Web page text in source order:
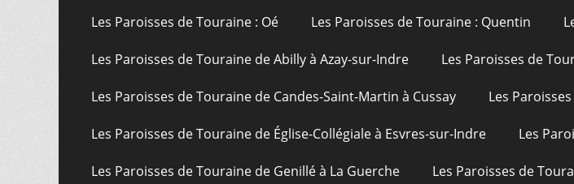
Les Paroisses de Touraine : Oé Les Paroisses de Touraine : Quentin
Les Paroisses de Touraine de Abilly à Azay-sur-Indre Les Paroisses de
Les Paroisses de Touraine de Candes-Saint-Martin à Cussay Les
Les Paroisses de Touraine de Église-Collégiale à Esvres-sur-Indre Les
Les Paroisses de Touraine de Genillé à La Guerche Les Paroisses de